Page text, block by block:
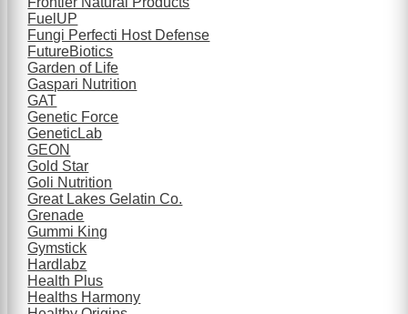
FuelUP
Fungi Perfecti Host Defense
FutureBiotics
Garden of Life
Gaspari Nutrition
GAT
Genetic Force
GeneticLab
GEON
Gold Star
Goli Nutrition
Great Lakes Gelatin Co.
Grenade
Gummi King
Gymstick
Hardlabz
Health Plus
Healths Harmony